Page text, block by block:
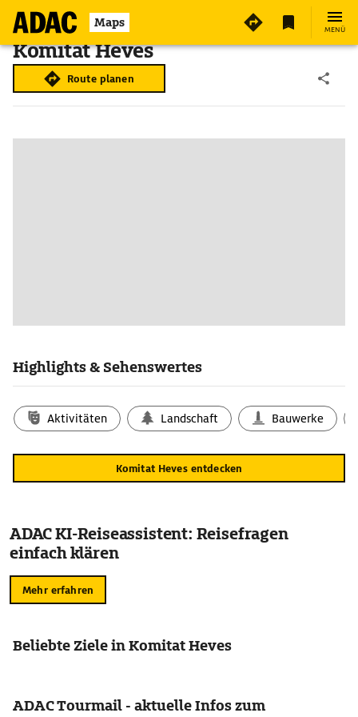
Maps MENÜ
Komitat Heves
Route planen
Highlights & Sehenswertes
Aktivitäten Landschaft Bauwerke
Komitat Heves entdecken
ADAC KI-Reiseassistent: Reisefragen
einfach klären
Mehr erfahren
Beliebte Ziele in Komitat Heves
ADAC Tourmail - aktuelle Infos zum